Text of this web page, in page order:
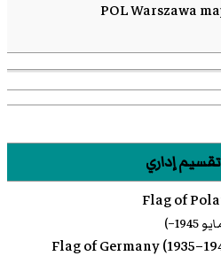
تقسيم إداري